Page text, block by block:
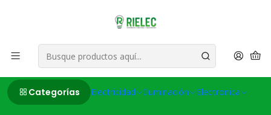
Categorías Electricidad Iluminación Electronica